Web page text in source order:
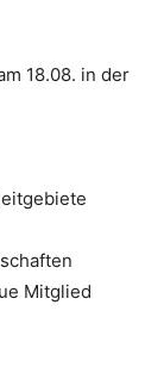
18.08. in der
Mitglied